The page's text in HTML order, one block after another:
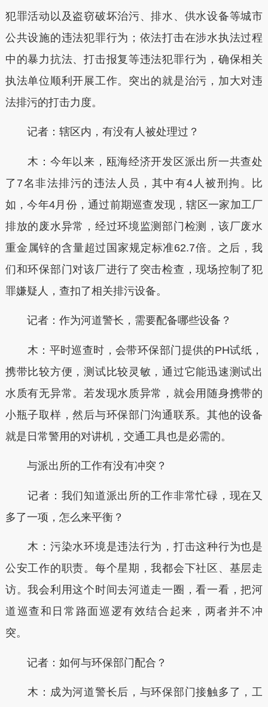
犯罪活动以及盗窃破坏治污、排水、供水设备等城市
公共设施的违法犯罪行为；依法打击在涉水执法过程
中的暴力抗法、打击报复等违法犯罪行为，确保相关
执法单位顺利开展工作。突出的就是治污，加大对违
法排污的打击力度。
记者：辖区内，有没有人被处理过？
木：今年以来，瓯海经济开发区派出所一共查处
了7名非法排污的违法人员，其中有4人被刑拘。比
如，今年4月份，通过前期巡查发现，辖区一家加工厂
排放的废水异常，经过环境监测部门检测，该厂废水
重金属锌的含量超过国家规定标准62.7倍。之后，我
们和环保部门对该厂进行了突击检查，现场控制了犯
罪嫌疑人，查扣了相关排污设备。
记者：作为河道警长，需要配备哪些设备？
木：平时巡查时，会带环保部门提供的PH试纸，
携带比较方便，测试比较灵敏，通过它能迅速测试出
水质有无异常。若发现水质异常，就会用随身携带的
小瓶子取样，然后与环保部门沟通联系。其他的设备
就是日常警用的对讲机，交通工具也是必需的。
与派出所的工作有没有冲突？
记者：我们知道派出所的工作非常忙碌，现在又
多了一项，怎么来平衡？
木：污染水环境是违法行为，打击这种行为也是
公安工作的职责。每个星期，我都会下社区、基层走
访。我会利用这个时间去河道走一圈，看一看，把河
道巡查和日常路面巡逻有效结合起来，两者并不冲
突。
记者：如何与环保部门配合？
木：成为河道警长后，与环保部门接触多了，工